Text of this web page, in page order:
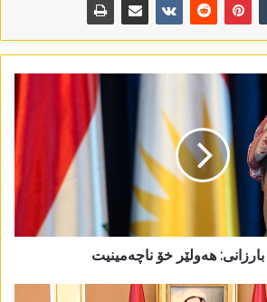
هه‌ولێر خۆ ناچه‌مینیت‌